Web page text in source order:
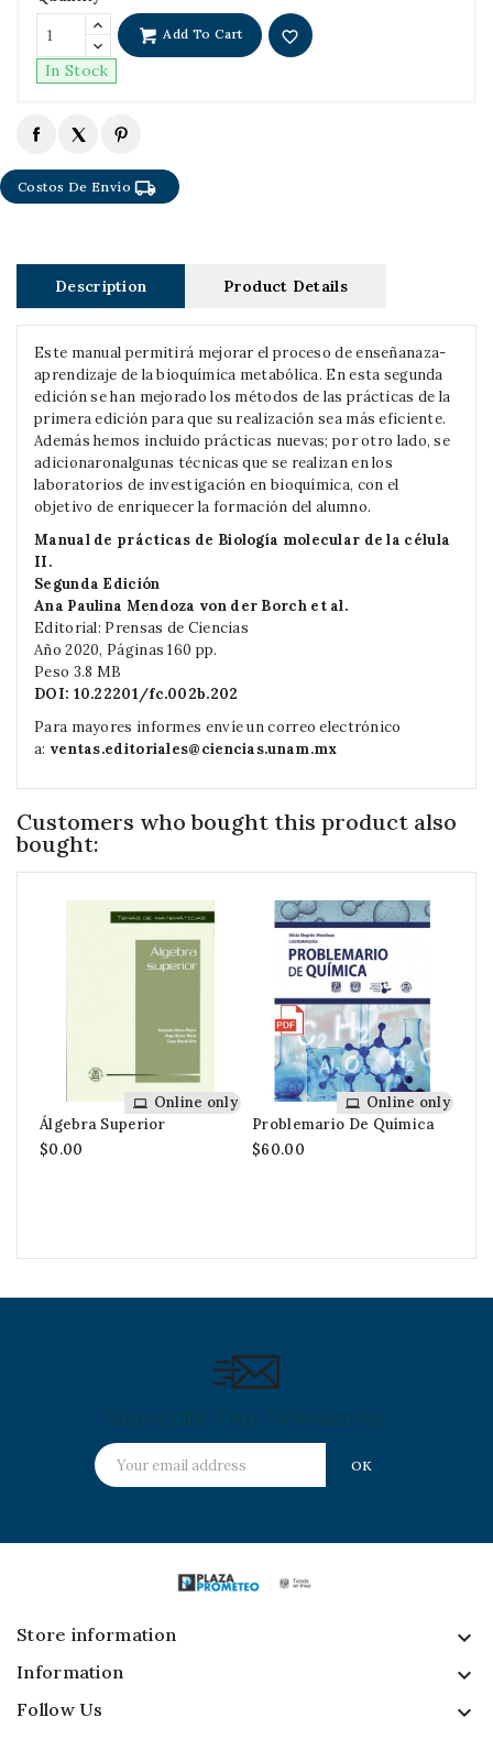
Add To Cart favorite_border
In Stock
Costos De Envíolocal_shipping
Description Product Details
Este manual permitirá mejorar el proceso de enseñanaza-
aprendizaje de la bioquímica metabólica. En esta segunda
edición se han mejorado los métodos de las prácticas de la
primera edición para que su realización sea más eficiente.
Además hemos incluido prácticas nuevas; por otro lado, se
adicionaronalgunas técnicas que se realizan en los
laboratorios de investigación en bioquímica, con el
objetivo de enriquecer la formación del alumno.
Manual de prácticas de Biología molecular de la célula
II.
Segunda Edición
Ana Paulina Mendoza von der Borch et al.
Editorial: Prensas de Ciencias
Año 2020, Páginas 160 pp.
Peso 3.8 MB
DOI: 10.22201/fc.002b.202
Para mayores informes envíe un correo electrónico
a: ventas.editoriales@ciencias.unam.mx
Customers who bought this product also
bought:
Álgebra Superior
$0.00
Online only
Problemario De Química
$60.00
Online only
Store information keyboard_arrow_down
Information 
Follow Us 